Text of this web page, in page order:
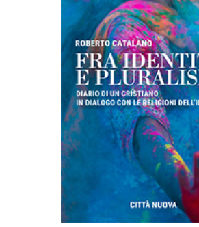
AGGIUNGI AL CARRELLO